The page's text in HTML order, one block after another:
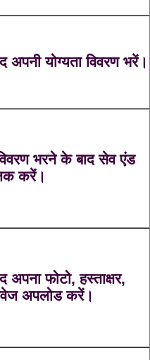
योग्यता विवरण भरें।
भरने के बाद सेव एंड
करें।
फोटो, हस्ताक्षर,
अपलोड करें।